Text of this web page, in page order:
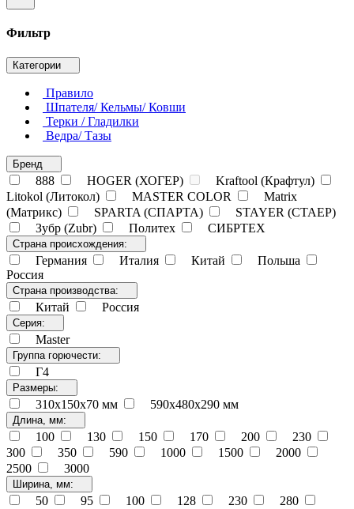
Фильтр
Категории
Правило
Шпателя/ Кельмы/ Ковши
Терки / Гладилки
Ведра/ Тазы
Бренд
888 HOGER (ХОГЕР)
Kraftool (Крафтул)
Litokol (Литокол)
MASTER COLOR
Matrix
(Матрикс)
SPARTA (СПАРТА)
STAYER (СТАЕР)
Зубр (Zubr)
Политех СИБРТЕХ
Страна происхождения:
Германия Италия Китай
Польша
Россия
Страна производства:
Китай Россия
Серия:
Master
Группа горючести:
Г4
Размеры:
310х150х70 мм 590х480х290 мм
Длина, мм:
100 130 150 170 200
230
300
350 590 1000 1500
2000
2500
3000
Ширина, мм:
50 95 100 128 230
280